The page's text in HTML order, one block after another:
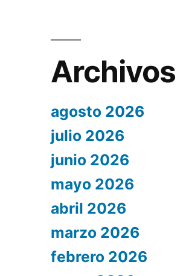
Archivos
agosto 2026
julio 2026
junio 2026
mayo 2026
abril 2026
marzo 2026
febrero 2026